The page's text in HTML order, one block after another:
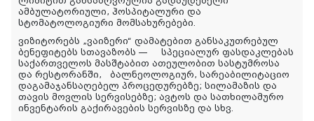
ამბულატორიული, ჰოსპიტალური და
სტომატოლოგიური მომსახურებები.
ვიზიტორებს „ვაიზერი“ დამატებით განსაკუთრებულ
ბენეფიტებს სთავაზობს —
სპეციალურ ფასდაკლებას
საქართველოს მასშტაბით ათეულობით სასტუმროსა
და რესტორანში, ბალნეოლოგიურ, სარეაბილიტაციო
დაგამაჯანსაღებელ პროცედურებზე; სილამაზის და
თავის მოვლის სერვისებზე; ავტოს და სათხილამურო
ინვენტარის გაქირავების სერვისზე და სხვ.